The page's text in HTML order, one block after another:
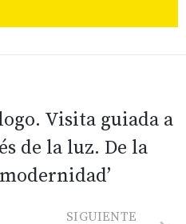
Visita guiada a
de la luz. De la
SIGUIENTE